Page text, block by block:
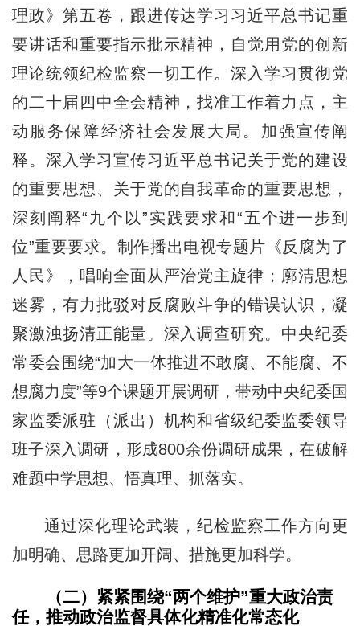
理政》第五卷，跟进传达学习习近平总书记重
要讲话和重要指示批示精神，自觉用党的创新
理论统领纪检监察一切工作。深入学习贯彻党
的二十届四中全会精神，找准工作着力点，主
动服务保障经济社会发展大局。加强宣传阐
释。深入学习宣传习近平总书记关于党的建设
的重要思想、关于党的自我革命的重要思想，
深刻阐释“九个以”实践要求和“五个进一步到
位”重要要求。制作播出电视专题片《反腐为了
人民》，唱响全面从严治党主旋律；廓清思想
迷雾，有力批驳对反腐败斗争的错误认识，凝
聚激浊扬清正能量。深入调查研究。中央纪委
常委会围绕“加大一体推进不敢腐、不能腐、不
想腐力度”等9个课题开展调研，带动中央纪委国
家监委派驻（派出）机构和省级纪委监委领导
班子深入调研，形成800余份调研成果，在破解
难题中学思想、悟真理、抓落实。
通过深化理论武装，纪检监察工作方向更
加明确、思路更加开阔、措施更加科学。
（二）紧紧围绕“两个维护”重大政治责
任，推动政治监督具体化精准化常态化